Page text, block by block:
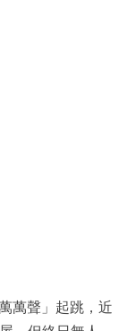
萬聲」起跳，近